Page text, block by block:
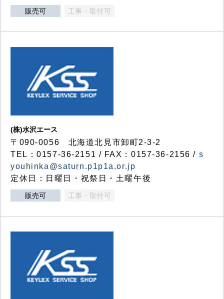
販売可 工事・取付可
(株)水沢エース
〒090-0056 北海道北見市卸町2-3-2
TEL：0157-36-2151 / FAX：0157-36-2156 / s
youhinka@saturn.p1p1a.or.jp
定休日：日曜日・祝祭日・土曜午後
販売可 工事・取付可